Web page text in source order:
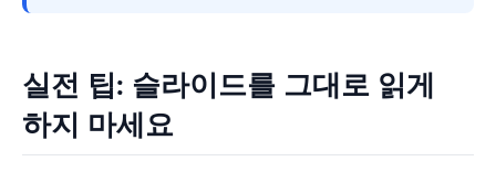
실전 팁: 슬라이드를 그대로 읽게
하지 마세요